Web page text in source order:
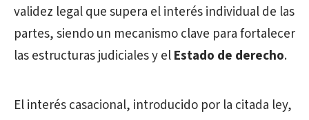
validez legal que supera el interés individual de las
partes, siendo un mecanismo clave para fortalecer
las estructuras judiciales y elEstado de derecho.
El interés casacional, introducido por la citada ley,